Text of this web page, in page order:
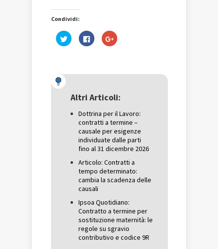
Condividi:
Fai
clic
una
nuova
Fai
clic
nuova
finestra)
Fai
clic
una
nuova
Altri Articoli:
Dottrina per il Lavoro:
contratti a termine –
causale per esigenze
individuate dalle parti
fino al 31 dicembre 2026
Articolo: Contratti a
tempo determinato:
cambia la scadenza delle
causali
Ipsoa Quotidiano:
Contratto a termine per
sostituzione maternità: le
regole su sgravio
contributivo e codice 9R